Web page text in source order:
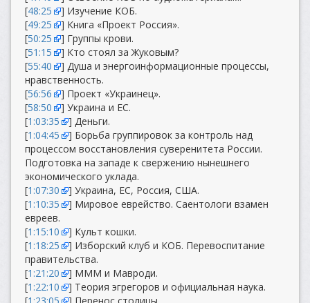
[48:25
] Изучение КОБ.
[49:25
] Книга «Проект Россия».
[50:25
] Группы крови.
[51:15
] Кто стоял за Жуковым?
[55:40
] Душа и энергоинформационные процессы,
нравственность.
[56:56
] Проект «Украинец».
[58:50
] Украина и ЕС.
[1:03:35
] Деньги.
[1:04:45
] Борьба группировок за контроль над
процессом восстановления суверенитета России.
Подготовка на западе к свержению нынешнего
экономического уклада.
[1:07:30
] Украина, ЕС, Россия, США.
[1:10:35
] Мировое еврейство. Саентологи взамен
евреев.
[1:15:10
] Культ кошки.
[1:18:25
] Изборский клуб и КОБ. Перевоспитание
правительства.
[1:21:20
] МММ и Мавроди.
[1:22:10
] Теория эгрегоров и официальная наука.